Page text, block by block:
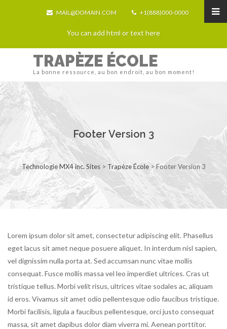
MAIL@DOMAIN.COM +1(888)000-0000
You can add html or text here
TRAPÈZE ÉCOLE
La bonne ressource, au bon endroit, au bon moment!
Footer Version 3
Technologie MX4 inc. Sites> Trapèze École> Footer Version 3
Lorem ipsum dolor sit amet, consectetur adipiscing elit. Phasellus
eget lacus sit amet neque posuere aliquet. In interdum nisl sapien,
vel dignissim nulla porta at. Sed accumsan nunc vitae mollis
consequat. Fusce mollis massa vel leo imperdiet ultrices. Cras ut
tristique tellus. Morbi velit risus, ultrices vitae sodales ac, aliquam
id eros. Vivamus sit amet odio pellentesque odio faucibus tristique.
Morbi facilisis, ligula a faucibus pellentesque, orci justo consequat
massa, sit amet dapibus dolor diam viverra mi. Aenean porttitor.